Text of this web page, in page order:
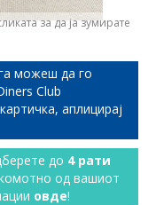
за да ја зумирате
можеш да го
Club
аплицирај
до 4 рати
од вашиот
овде!